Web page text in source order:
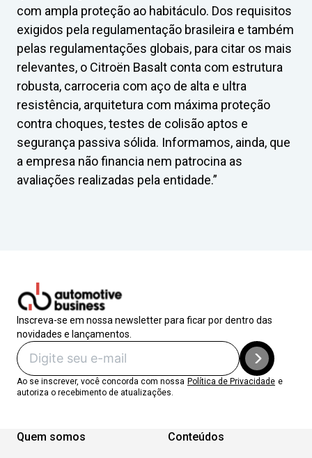
com ampla proteção ao habitáculo. Dos requisitos
exigidos pela regulamentação brasileira e também
pelas regulamentações globais, para citar os mais
relevantes, o Citroën Basalt conta com estrutura
robusta, carroceria com aço de alta e ultra
resistência, arquitetura com máxima proteção
contra choques, testes de colisão aptos e
segurança passiva sólida. Informamos, ainda, que
a empresa não financia nem patrocina as
avaliações realizadas pela entidade.”
Inscreva-se em nossa newsletter para ficar por dentro das
novidades e lançamentos.
Ao se inscrever, você concorda com nossa Política de Privacidade e
autoriza o recebimento de atualizações.
Quem somos Conteúdos